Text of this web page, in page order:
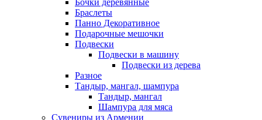
Бочки деревянные
Браслеты
Панно Декоративное
Подарочные мешочки
Подвески
Подвески в машину
Подвески из дерева
Разное
Тандыр, мангал, шампура
Тандыр, мангал
Шампура для мяса
Сувениры из Армении